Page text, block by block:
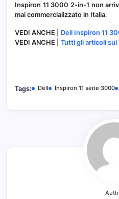
Inspiron 11 3000 2-in-1 non
mai commercializzato in Italia.
VEDI ANCHE | Dell Inspiron 11
VEDI ANCHE | Tutti gli articoli sul
Tags: Dell Inspiron 11 serie 3000